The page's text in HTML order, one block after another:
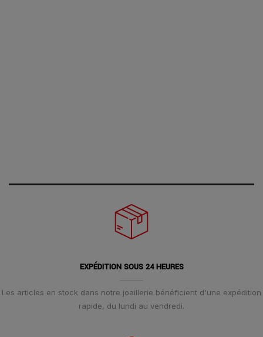
EXPÉDITION SOUS 24 HEURES
Les articles en stock dans notre joaillerie bénéficient d'une expédition
rapide, du lundi au vendredi.